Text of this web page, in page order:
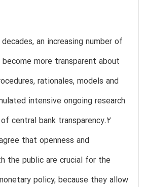
an increasing number of
more transparent about
rationales, models and
intensive ongoing research
central bank transparency.2
that openness and
the public are crucial for the
policy, because they allow